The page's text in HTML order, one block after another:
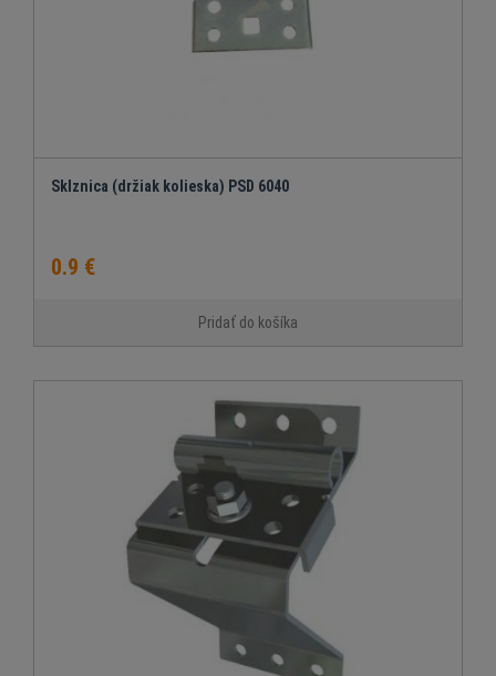
Sklznica (držiak kolieska) PSD 6040
0.9 €
Pridať do košíka